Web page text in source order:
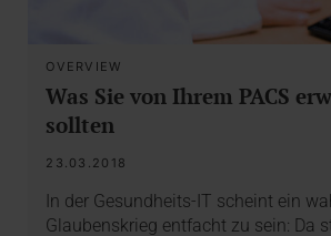
OVERVIEW
Was Sie von Ihrem PACS
sollten
23.03.2018
In der Gesundheits-IT scheint ein
Glaubenskrieg entfacht zu sein: Da